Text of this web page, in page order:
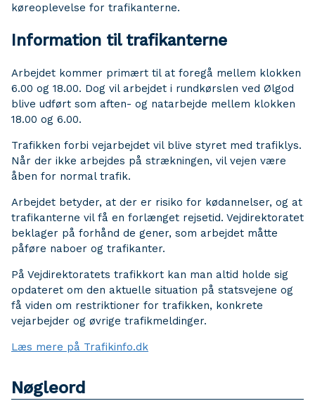
køreoplevelse for trafikanterne.
Information til trafikanterne
Arbejdet kommer primært til at foregå mellem klokken
6.00 og 18.00. Dog vil arbejdet i rundkørslen ved Ølgod
blive udført som aften- og natarbejde mellem klokken
18.00 og 6.00.
Trafikken forbi vejarbejdet vil blive styret med trafiklys.
Når der ikke arbejdes på strækningen, vil vejen være
åben for normal trafik.
Arbejdet betyder, at der er risiko for kødannelser, og at
trafikanterne vil få en forlænget rejsetid. Vejdirektoratet
beklager på forhånd de gener, som arbejdet måtte
påføre naboer og trafikanter.
På Vejdirektoratets trafikkort kan man altid holde sig
opdateret om den aktuelle situation på statsvejene og
få viden om restriktioner for trafikken, konkrete
vejarbejder og øvrige trafikmeldinger.
Læs mere på Trafikinfo.dk
Nøgleord